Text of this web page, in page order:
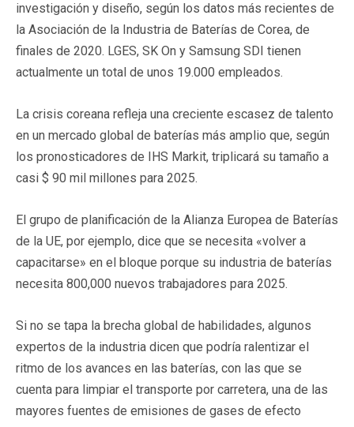
investigación y diseño, según los datos más recientes de
la Asociación de la Industria de Baterías de Corea, de
finales de 2020. LGES, SK On y Samsung SDI tienen
actualmente un total de unos 19.000 empleados.
La crisis coreana refleja una creciente escasez de talento
en un mercado global de baterías más amplio que, según
los pronosticadores de IHS Markit, triplicará su tamaño a
casi $ 90 mil millones para 2025.
El grupo de planificación de la Alianza Europea de Baterías
de la UE, por ejemplo, dice que se necesita «volver a
capacitarse» en el bloque porque su industria de baterías
necesita 800,000 nuevos trabajadores para 2025.
Si no se tapa la brecha global de habilidades, algunos
expertos de la industria dicen que podría ralentizar el
ritmo de los avances en las baterías, con las que se
cuenta para limpiar el transporte por carretera, una de las
mayores fuentes de emisiones de gases de efecto